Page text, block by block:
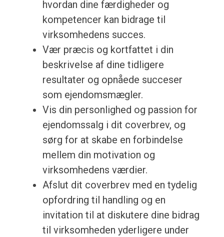
hvordan dine færdigheder og
kompetencer kan bidrage til
virksomhedens succes.
Vær præcis og kortfattet i din
beskrivelse af dine tidligere
resultater og opnåede succeser
som ejendomsmægler.
Vis din personlighed og passion for
ejendomssalg i dit coverbrev, og
sørg for at skabe en forbindelse
mellem din motivation og
virksomhedens værdier.
Afslut dit coverbrev med en tydelig
opfordring til handling og en
invitation til at diskutere dine bidrag
til virksomheden yderligere under